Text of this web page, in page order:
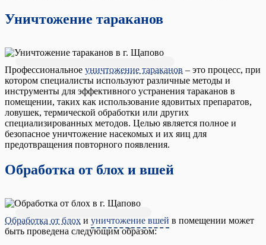
Уничтожение тараканов
Профессиональное уничтожение тараканов – это процесс, при
котором специалисты используют различные методы и
инструменты для эффективного устранения тараканов в
помещении, таких как использование ядовитых препаратов,
ловушек, термической обработки или других
специализированных методов. Целью является полное и
безопасное уничтожение насекомых и их яиц для
предотвращения повторного появления.
Обработка от блох и вшей
Обработка от блох и уничтожение вшей в помещении может
быть проведена следующим образом: